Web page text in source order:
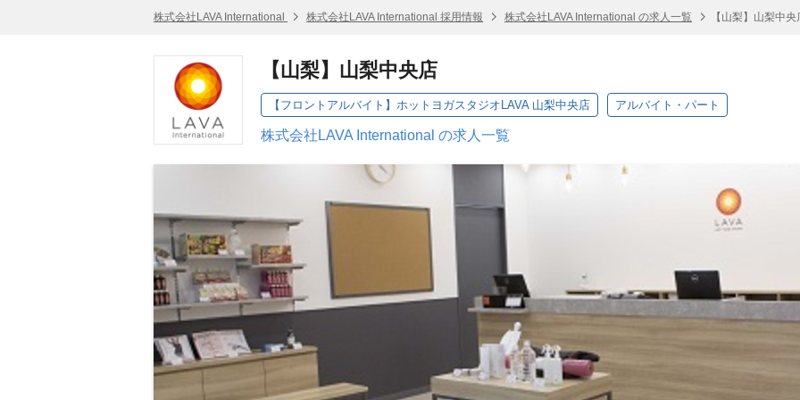
株式会社LAVA International 株式会社LAVA International 採用情報 株式会社LAVA International の求人一覧 【山梨】山梨中央
【山梨】山梨中央店
【フロントアルバイト】ホットヨガスタジオLAVA 山梨中央店 アルバイト・パート
株式会社LAVA International の求人一覧